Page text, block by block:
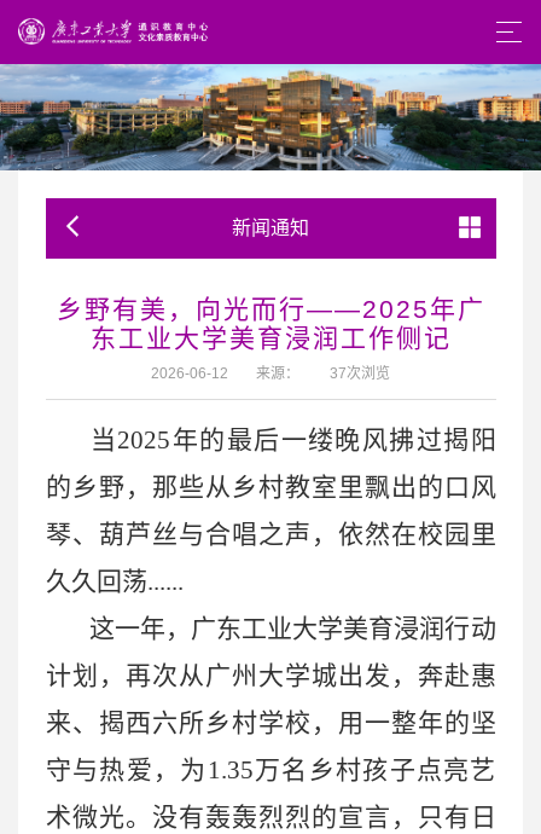
新闻通知
乡野有美，向光而行——2025年广
东工业大学美育浸润工作侧记
2026-06-12 来源： 37次浏览
当2025年的最后一缕晚风拂过揭阳
的乡野，那些从乡村教室里飘出的口风
琴、葫芦丝与合唱之声，依然在校园里
久久回荡......
这一年，广东工业大学美育浸润行动
计划，再次从广州大学城出发，奔赴惠
来、揭西六所乡村学校，用一整年的坚
守与热爱，为 1.35万名乡村孩子点亮艺
术微光。 没有轰轰烈烈的宣言，只有日